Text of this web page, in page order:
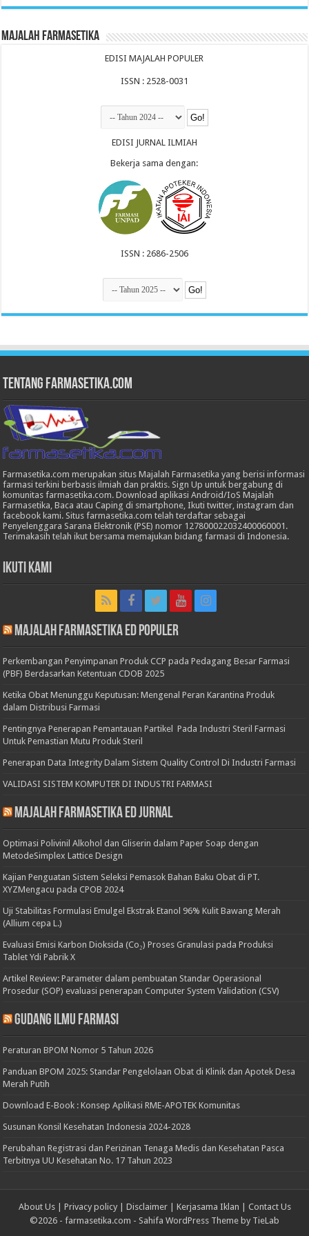
Majalah Farmasetika
EDISI MAJALAH POPULER
ISSN : 2528-0031
EDISI JURNAL ILMIAH
Bekerja sama dengan:
ISSN : 2686-2506
Tentang Farmasetika.com
Farmasetika.com merupakan situs Majalah Farmasetika yang berisi informasi
farmasi terkini berbasis ilmiah dan praktis. Sign Up untuk bergabung di
komunitas farmasetika.com. Download aplikasi Android/IoS Majalah
Farmasetika, Baca atau Caping di smartphone, Ikuti twitter, instagram dan
facebook kami. Situs farmasetika.com telah terdaftar sebagai
Penyelenggara Sarana Elektronik (PSE) nomor 127800022032400060001.
Terimakasih telah ikut bersama memajukan bidang farmasi di Indonesia.
Ikuti Kami
Majalah Farmasetika Ed Populer
Perkembangan Penyimpanan Produk CCP pada Pedagang Besar Farmasi
(PBF) Berdasarkan Ketentuan CDOB 2025
Ketika Obat Menunggu Keputusan: Mengenal Peran Karantina Produk
dalam Distribusi Farmasi
Pentingnya Penerapan Pemantauan Partikel Pada Industri Steril Farmasi
Untuk Pemastian Mutu Produk Steril
Penerapan Data Integrity Dalam Sistem Quality Control Di Industri Farmasi
VALIDASI SISTEM KOMPUTER DI INDUSTRI FARMASI
Majalah Farmasetika Ed Jurnal
Optimasi Polivinil Alkohol dan Gliserin dalam Paper Soap dengan
MetodeSimplex Lattice Design
Kajian Penguatan Sistem Seleksi Pemasok Bahan Baku Obat di PT.
XYZMengacu pada CPOB 2024
Uji Stabilitas Formulasi Emulgel Ekstrak Etanol 96% Kulit Bawang Merah
(Allium cepa L.)
Evaluasi Emisi Karbon Dioksida (Co₂) Proses Granulasi pada Produksi
Tablet Ydi Pabrik X
Artikel Review: Parameter dalam pembuatan Standar Operasional
Prosedur (SOP) evaluasi penerapan Computer System Validation (CSV)
Gudang Ilmu Farmasi
Peraturan BPOM Nomor 5 Tahun 2026
Panduan BPOM 2025: Standar Pengelolaan Obat di Klinik dan Apotek Desa
Merah Putih
Download E-Book : Konsep Aplikasi RME-APOTEK Komunitas
Susunan Konsil Kesehatan Indonesia 2024-2028
Perubahan Registrasi dan Perizinan Tenaga Medis dan Kesehatan Pasca
Terbitnya UU Kesehatan No. 17 Tahun 2023
About Us| Privacy policy| Disclaimer| Kerjasama Iklan | Contact Us
©2026 - farmasetika.com - Sahifa WordPress Theme by TieLab